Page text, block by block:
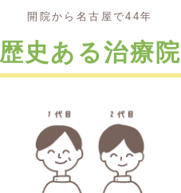
開院から名古屋で44年
歴史ある治療院